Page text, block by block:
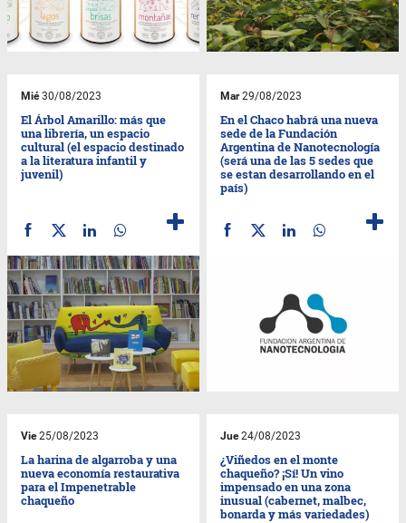
Mié30/08/2023
El Árbol Amarillo: más que
una librería, un espacio
cultural (el espacio destinado
a la literatura infantil y
juvenil)
Mar29/08/2023
En el Chaco habrá una nueva
sede de la Fundación
Argentina de Nanotecnología
(será una de las 5 sedes que
se estan desarrollando en el
país)
Vie25/08/2023
La harina de algarroba y una
nueva economía restaurativa
para el Impenetrable
chaqueño
Jue24/08/2023
¿Viñedos en el monte
chaqueño? ¡Sí! Un vino
impensado en una zona
inusual (cabernet, malbec,
bonarda y más variedades)